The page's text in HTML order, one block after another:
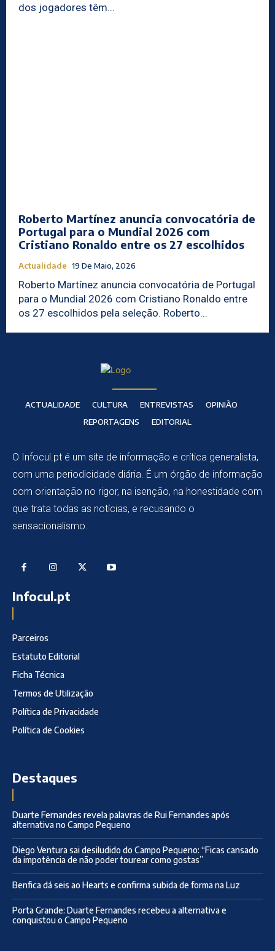
dos jogadores têm...
Roberto Martínez anuncia convocatória de
Portugal para o Mundial 2026 com
Cristiano Ronaldo entre os 27 escolhidos
Actualidade 19 De Maio, 2026
Roberto Martínez anuncia convocatória de Portugal
para o Mundial 2026 com Cristiano Ronaldo entre
os 27 escolhidos pela seleção. Roberto...
ACTUALIDADE CULTURA ENTREVISTAS
OPINIÃO
REPORTAGENS
EDITORIAL
O Infocul.pt é um site de informação e crítica generalista,
com uma periodicidade diária. É um órgão de informação
com orientação no rigor, na isenção, na honestidade com
que trata todas as notícias, e recusando o
sensacionalismo.
Infocul.pt
Parceiros
Estatuto Editorial
Ficha Técnica
Termos de Utilização
Política de Privacidade
Política de Cookies
Destaques
Duarte Fernandes revela palavras de Rui Fernandes após
alternativa no Campo Pequeno
Diego Ventura sai desiludido do Campo Pequeno: “Ficas cansado
da impotência de não poder tourear como gostas”
Benfica dá seis ao Hearts e confirma subida de forma na Luz
Porta Grande: Duarte Fernandes recebeu a alternativa e
conquistou o Campo Pequeno